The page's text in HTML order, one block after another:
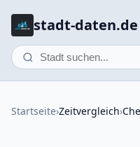
stadt-daten.de
Startseite›Zeitvergleich›